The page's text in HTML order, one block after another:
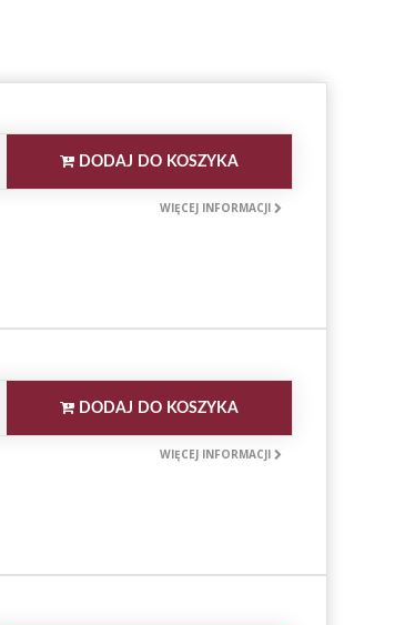
DODAJ DO KOSZYKA
WIĘCEJ INFORMACJI
DODAJ DO KOSZYKA
WIĘCEJ INFORMACJI